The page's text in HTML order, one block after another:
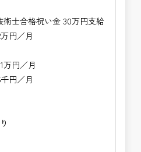
術士合格祝い金 30万円支給
円／月
円／月
円／月